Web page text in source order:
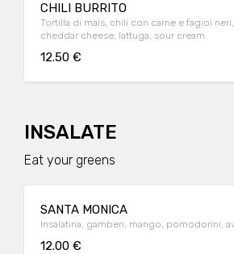
CHILI BURRITO
Tortilla di mais, chili con carne e fagioi
cheddar cheese, lattuga, sour cream
12.50 €
INSALATE
Eat your greens
SANTA MONICA
Insalatina, gamberi, mango, pomodorini,
12.00 €